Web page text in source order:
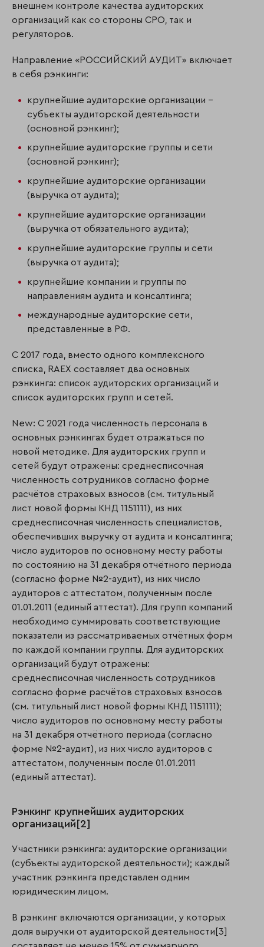
внешнем контроле качества аудиторских
организаций как со стороны СРО, так и
регуляторов.
Направление «РОССИЙСКИЙ АУДИТ» включает
в себя рэнкинги:
крупнейшие аудиторские организации –
субъекты аудиторской деятельности
(основной рэнкинг);
крупнейшие аудиторские группы и сети
(основной рэнкинг);
крупнейшие аудиторские организации
(выручка от аудита);
крупнейшие аудиторские организации
(выручка от обязательного аудита);
крупнейшие аудиторские группы и сети
(выручка от аудита);
крупнейшие компании и группы по
направлениям аудита и консалтинга;
международные аудиторские сети,
представленные в РФ.
С 2017 года, вместо одного комплексного
списка, RAEX составляет два основных
рэнкинга: список аудиторских организаций и
список аудиторских групп и сетей.
New: С 2021 года численность персонала в
основных рэнкингах будет отражаться по
новой методике. Для аудиторских групп и
сетей будут отражены: среднесписочная
численность сотрудников согласно форме
расчётов страховых взносов (см. титульный
лист новой формы КНД 1151111), из них
среднесписочная численность специалистов,
обеспечивших выручку от аудита и консалтинга;
число аудиторов по основному месту работы
по состоянию на 31 декабря отчётного периода
(согласно форме №2-аудит), из них число
аудиторов с аттестатом, полученным после
01.01.2011 (единый аттестат). Для групп компаний
необходимо суммировать соответствующие
показатели из рассматриваемых отчётных форм
по каждой компании группы. Для аудиторских
организаций будут отражены:
среднесписочная численность сотрудников
согласно форме расчётов страховых взносов
(см. титульный лист новой формы КНД 1151111);
число аудиторов по основному месту работы
на 31 декабря отчётного периода (согласно
форме №2-аудит), из них число аудиторов с
аттестатом, полученным после 01.01.2011
(единый аттестат).
Рэнкинг крупнейших аудиторских
организаций[2]
Участники рэнкинга: аудиторские организации
(субъекты аудиторской деятельности); каждый
участник рэнкинга представлен одним
юридическим лицом.
В рэнкинг включаются организации, у которых
доля выручки от аудиторской деятельности[3]